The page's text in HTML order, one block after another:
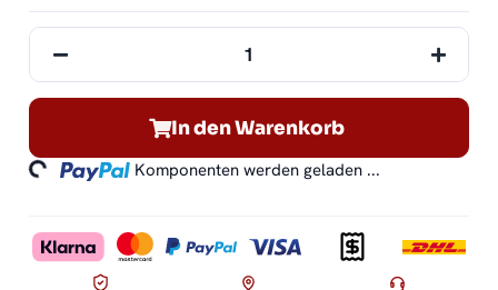
In den Warenkorb
Komponenten werden geladen ...